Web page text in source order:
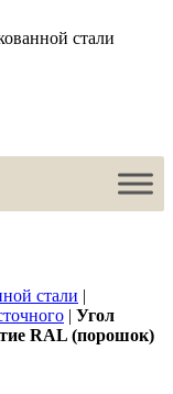
стали
стали |
| Угол
RAL (порошок)